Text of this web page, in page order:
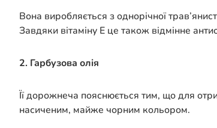
Вона виробляється з однорічної
Завдяки вітаміну Е це також відмінне
2. Гарбузова олія
Її дорожнеча пояснюється тим, що для
насиченим, майже чорним кольором.